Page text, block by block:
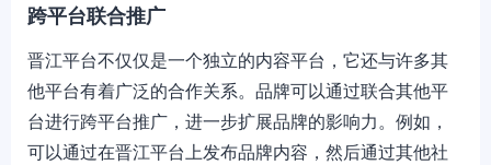
跨平台联合推广
晋江平台不仅仅是一个独立的内容平台，它还与许多其
他平台有着广泛的合作关系。品牌可以通过联合其他平
台进行跨平台推广，进一步扩展品牌的影响力。例如，
可以通过在晋江平台上发布品牌内容，然后通过其他社